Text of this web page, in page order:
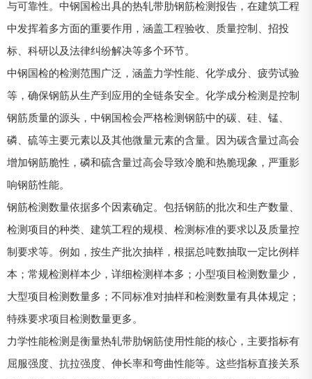
与可靠性。中钢国检出具的热轧带肋钢筋检测报告，在建筑工程
中发挥着多方面的重要作用，涵盖工程验收、质量控制、招投
标、科研以及法律纠纷解决等多个环节。
中钢国检的检测范围广泛，涵盖力学性能、化学成分、疲劳试验
等，确保钢筋从生产到应用的全链条安全。化学成分检测是控制
钢筋质量的源头，中钢国检会严格检测钢筋中的碳、硅、锰、
磷、硫等主要元素以及其他微量元素的含量。因为碳含量过高会
增加钢筋脆性，磷和硫含量过高会导致冷脆和热脆现象，严重影
响钢筋性能。
钢筋检测数量依据多个因素确定。包括钢筋的批次和生产数量、
检测项目的种类、建筑工程的规模、检测标准的要求以及质量控
制要求等。例如，按生产批次抽样，根据总吨数抽取一定比例样
本；常规检测样本少，详细检测样本多；小型项目检测数量少，
大型项目检测数量多；不同标准对抽样和检测数量有具体规定；
特殊要求项目检测数量更多。
力学性能检测是衡量热轧带肋钢筋使用性能的核心，主要指标有
屈服强度、抗拉强度、伸长率和弯曲性能等。这些指标直接关系